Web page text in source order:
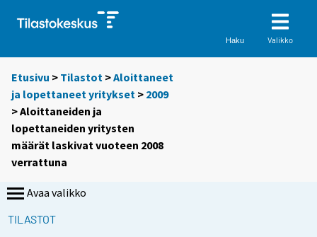
Haku Valikko
Etusivu > Tilastot >Aloittaneet
ja lopettaneet yritykset > 2009
> Aloittaneiden ja
lopettaneiden yritysten
määrät laskivat vuoteen 2008
verrattuna
Avaa valikko
TILASTOT